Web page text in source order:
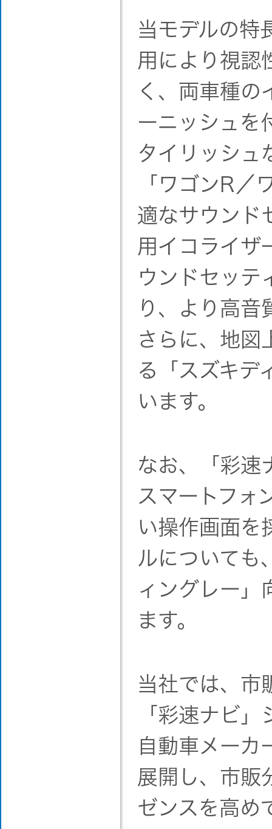
当モデルの特
用により視認
く、両車種の
ーニッシュを
タイリッシュ
「ワゴンR／
適なサウンド
用イコライザ
ウンドセッテ
り、より高音
さらに、地図
る「スズキデ
います。
なお、「彩速
スマートフォ
い操作画面を
ルについても
ィングレー」
ます。
当社では、市
「彩速ナビ
自動車メーカ
展開し、市販
ゼンスを高め